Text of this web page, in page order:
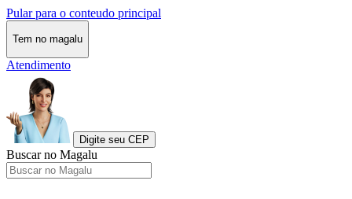
Pular para o conteudo principal
Tem no magalu
Atendimento
Digite seu CEP
Buscar no Magalu